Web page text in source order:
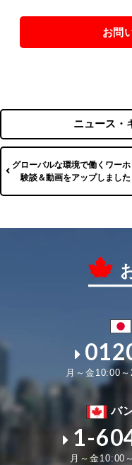
お問
グローバルな環境で働くワー
験談＆動画をアップしました
ニュース・
月～金10:00
バ
1-
月～金10:00